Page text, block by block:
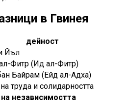
в Гвинея
дейност
Йъл
Фитр (Ид ал-Фитр)
Байрам (Ейд ал-Адха)
труда и солидарността
независимостта